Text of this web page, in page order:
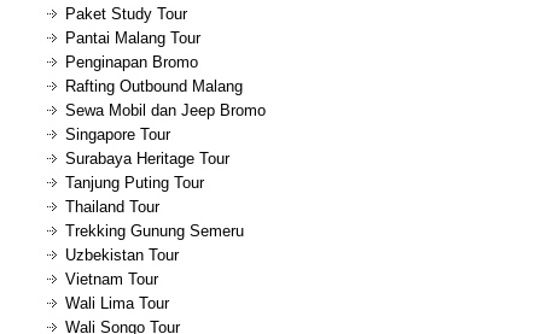
Paket Study Tour
Pantai Malang Tour
Penginapan Bromo
Rafting Outbound Malang
Sewa Mobil dan Jeep Bromo
Singapore Tour
Surabaya Heritage Tour
Tanjung Puting Tour
Thailand Tour
Trekking Gunung Semeru
Uzbekistan Tour
Vietnam Tour
Wali Lima Tour
Wali Songo Tour